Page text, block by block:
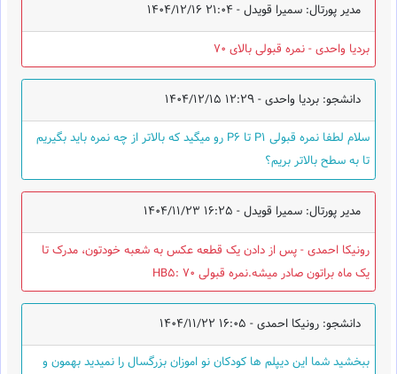
مدیر پورتال: سمیرا قویدل - 1404/12/16 21:04
بردیا واحدی - نمره قبولی بالای 70
دانشجو: بردیا واحدی -1404/12/15 12:29
سلام‌ لطفا نمره قبولی P1 تا P6 رو میگید که بالاتر از چه نمره باید بگیریم
تا به سطح بالاتر بریم؟
مدیر پورتال: سمیرا قویدل - 1404/11/23 16:25
رونیکا احمدی - پس از دادن یک قطعه عکس به شعبه خودتون، مدرک تا
یک ماه براتون صادر میشه.نمره قبولی HB5: 70
دانشجو: رونیکا احمدی - 1404/11/22 16:05
ببخشید شما این دیپلم ها کودکان نو اموزان بزرگسال را نمیدید بهمون و